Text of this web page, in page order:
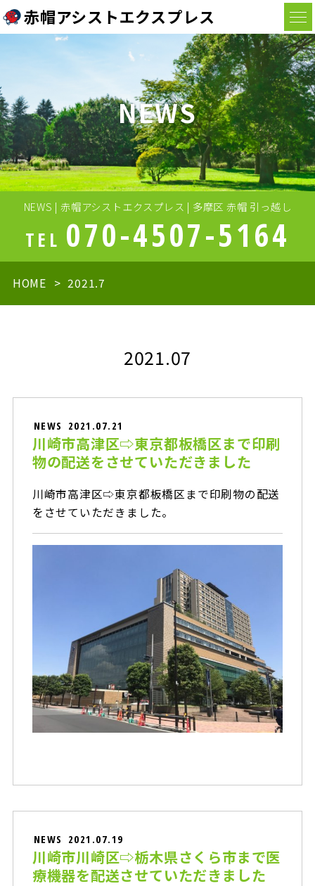
赤帽アシストエクスプレス
NEWS
NEWS | 赤帽アシストエクスプレス | 多摩区 赤帽 引っ越し
TEL 070-4507-5164
HOME 2021.7
2021.07
NEWS 2021.07.21
川崎市高津区⇨東京都板橋区まで印刷
物の配送をさせていただきました
川崎市高津区⇨東京都板橋区まで印刷物の配送
をさせていただきました。
NEWS 2021.07.19
川崎市川崎区⇨栃木県さくら市まで医
療機器を配送させていただきました